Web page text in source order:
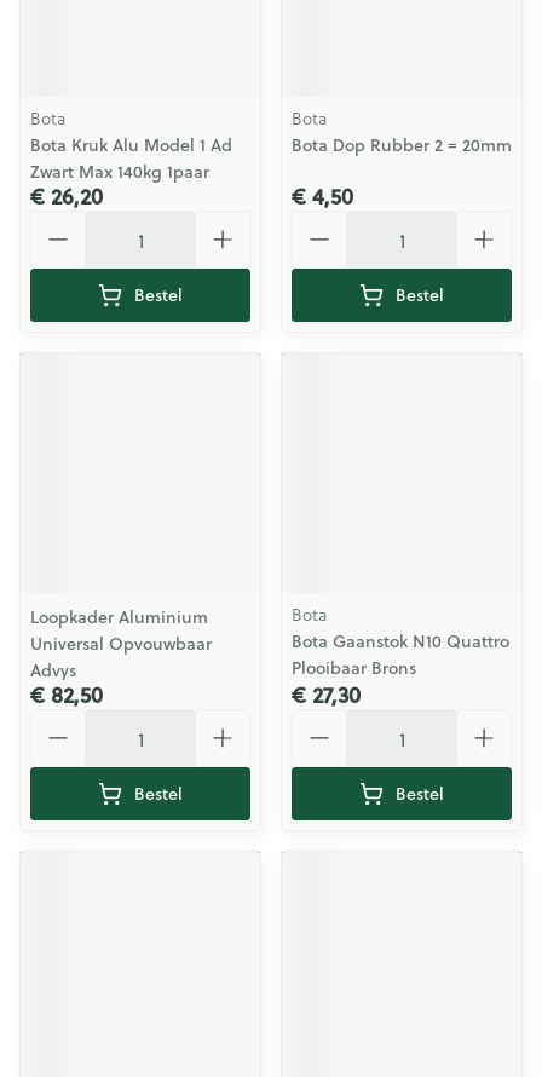
Bota
Bota Kruk Alu Model 1 Ad
Zwart Max 140kg 1paar
€ 26,20
Bestel
Bota
Bota Dop Rubber 2 = 20mm
€ 4,50
Bestel
Loopkader Aluminium
Universal Opvouwbaar
Advys
€ 82,50
Bestel
Bota
Bota Gaanstok N10 Quattro
Plooibaar Brons
€ 27,30
Bestel